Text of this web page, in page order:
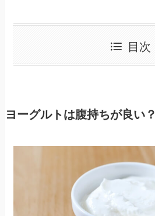
目次
ヨーグルトは腹持ちが良い？